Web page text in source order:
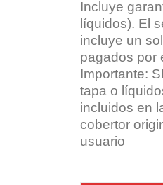
Incluye
líquidos). El
incluye un
pagados por
Importante:
tapa o
incluidos en
cobertor
usuario